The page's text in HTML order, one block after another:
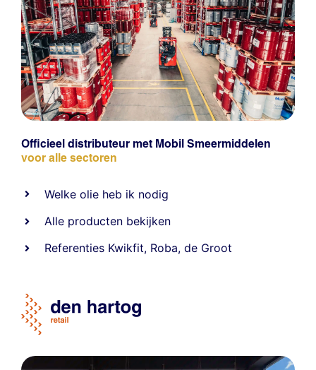
Officieel distributeur met Mobil Smeermiddelen
voor alle sectoren
Welke olie heb ik nodig
Alle producten bekijken
Referenties Kwikfit, Roba,de Groot